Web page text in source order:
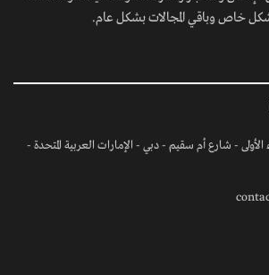
خاص وباقي المجالات بشكل عام.
الأولى - شارع أم سقيم - دبي - الإمارات العربية المتحدة -